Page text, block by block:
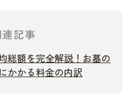
記事
総額を完全解説！お墓の
かかる料金の内訳